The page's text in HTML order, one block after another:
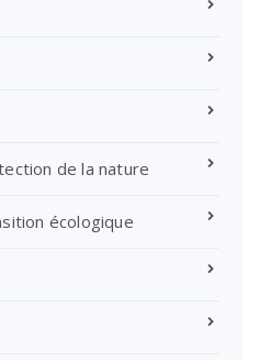
de la nature
écologique